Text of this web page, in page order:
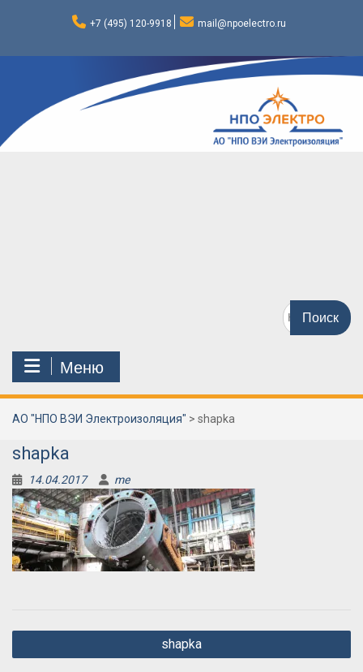
+7 (495) 120-9918 mail@npoelectro.ru
Поиск
по:
Меню
АО "НПО ВЭИ Электроизоляция" > shapka
shapka
14.04.2017 me
Навигация
по
shapka